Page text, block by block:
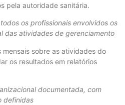
pela autoridade sanitária.
os profissionais envolvidos os
das atividades de gerenciamento
mensais sobre as atividades do
os resultados em relatórios
documentada, com
definidas